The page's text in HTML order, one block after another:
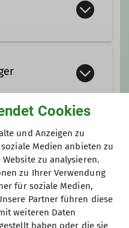
Cookies
und Anzeigen zu
Medien anbieten zu
zu analysieren.
zu Ihrer Verwendung
für soziale Medien,
Partner führen diese
weiteren Daten
haben oder die sie